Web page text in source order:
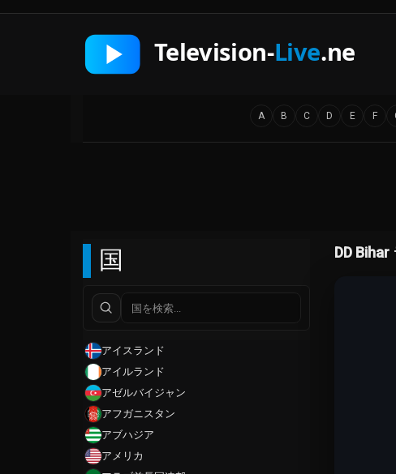
A B C D E F
国
アイスランド
アイルランド
アゼルバイジャン
アフガニスタン
アブハジア
アメリカ
DD Bihar